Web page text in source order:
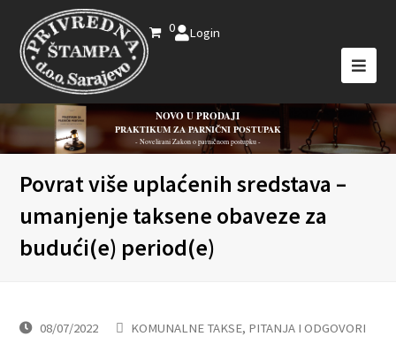
0 Login
NOVO U PRODAJI
PRAKTIKUM ZA PARNIČNI POSTUPAK
- Novelirani Zakon o parničnom postupku -
Povrat više uplaćenih sredstava –
umanjenje taksene obaveze za
budući(e) period(e)
08/07/2022 KOMUNALNE TAKSE, PITANJA I ODGOVORI